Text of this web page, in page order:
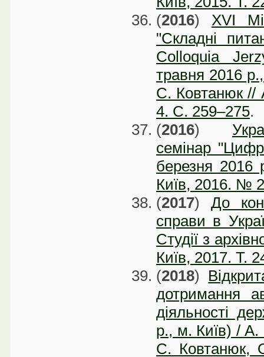
(2016) XVI
"Складні
Colloquia
травня 2016
С. Ковтанюк //
4. С. 259–275.
(2016)
семінар
березня 2016
Київ, 2016. №
(2017) До
справи в
Студії з
Київ, 2017. Т.
(2018)
дотримання
діяльності
р., м. Київ) /
С. Ковтанюк,